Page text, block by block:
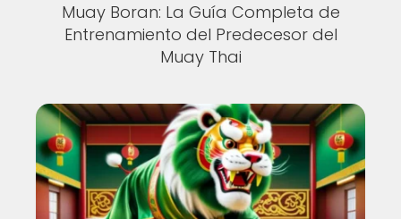
Muay Boran: La Guía Completa de
Entrenamiento del Predecesor del
Muay Thai